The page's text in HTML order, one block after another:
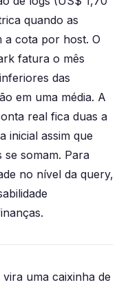
quando as
a cota por host. O
fatura o mês
das
em uma média. A
real fica duas a
inicial assim que
se somam. Para
no nível da query,
uma caixinha de